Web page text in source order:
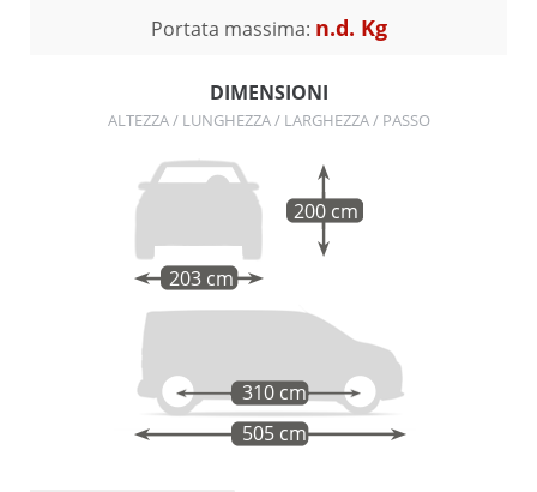
Portata massima: n.d. Kg
DIMENSIONI
ALTEZZA / LUNGHEZZA / LARGHEZZA / PASSO
203 cm
200 cm
505 cm
310 cm